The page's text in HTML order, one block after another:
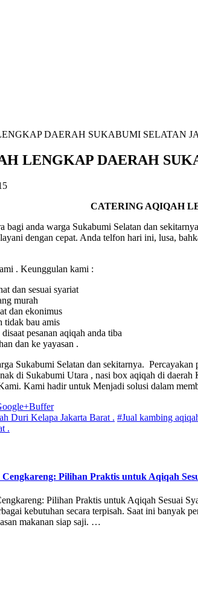
DAERAH SUKABUMI SELATAN
LENGKAP DAERAH
CATERING AQIQAH
anda warga Sukabumi Selatan dan
dengan cepat. Anda telfon hari ini, lusa,
. Keunggulan kami :
dan sesuai syariat
murah
dan ekonimus
tidak bau amis
pesanan aqiqah anda tiba
dan ke yayasan .
Sukabumi Selatan dan sekitarnya.
di Sukabumi Utara , nasi box aqiqah di
Kami hadir untuk Menjadi solusi dalam
Buffer
Duri Kelapa Jakarta Barat . #Jual kambing
.
Pilihan Praktis untuk Aqiqah
Pilihan Praktis untuk Aqiqah Sesuai
kebutuhan secara terpisah. Saat ini banyak
makanan siap saji. …